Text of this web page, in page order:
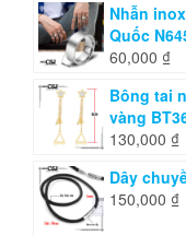
Nhẫn
Quốc
60,000 ₫
Bông tai
vàng
130,000 ₫
Dây
150,000 ₫